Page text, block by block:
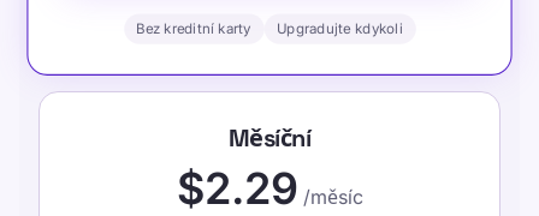
Bez kreditní karty Upgradujte kdykoli
Měsíční
$2.29 /měsíc